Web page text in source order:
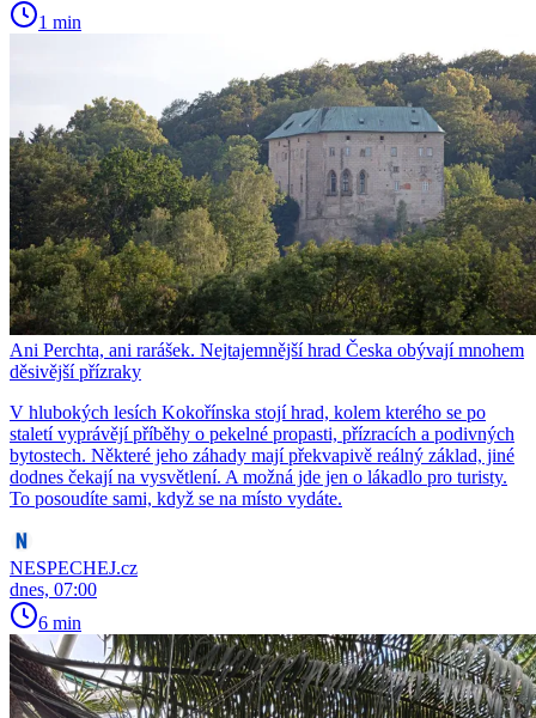
1 min
Ani Perchta, ani rarášek. Nejtajemnější hrad Česka obývají mnohem
děsivější přízraky
V hlubokých lesích Kokořínska stojí hrad, kolem kterého se po
staletí vyprávějí příběhy o pekelné propasti, přízracích a podivných
bytostech. Některé jeho záhady mají překvapivě reálný základ, jiné
dodnes čekají na vysvětlení. A možná jde jen o lákadlo pro turisty.
To posoudíte sami, když se na místo vydáte.
NESPECHEJ.cz
dnes, 07:00
6 min